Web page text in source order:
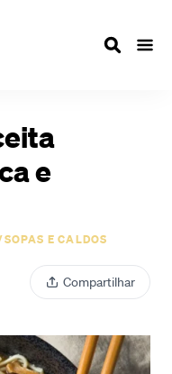
e
SOPAS E CALDOS
Compartilhar